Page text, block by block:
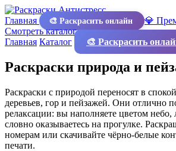
Главная 🎨 Раскрасить онлайн
💎
Смотреть каталог
Главная Каталог 🎨 Раскрасить
Раскраски природа и
Раскраски с природой переносят в
деревьев, гор и пейзажей. Они отлично
релаксации: вы наполняете цветом небо,
словно оказываетесь на прогулке.
номерам или скачивайте чёрно-белые
печати.